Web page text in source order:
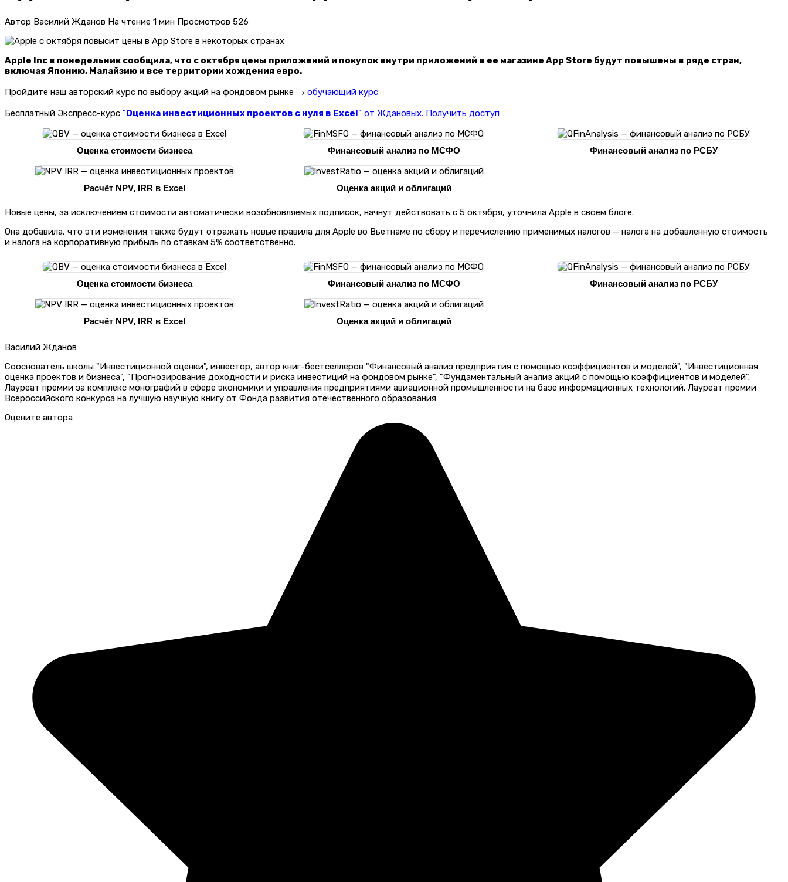
Автор Василий Жданов На чтение 1 мин Просмотров 526
Apple Inc в понедельник сообщила, что с октября цены приложений и покупок внутри приложений в ее магазине App Store будут повышены в ряде стран,
включая Японию, Малайзию и все территории хождения евро.
Пройдите наш авторский курс по выбору акций на фондовом рынке → обучающий курс
Бесплатный Экспресс-курс "Оценка инвестиционных проектов с нуля в Excel" от Ждановых. Получить доступ
Оценка стоимости бизнеса Финансовый анализ по МСФО Финансовый анализ по РСБУ
Расчёт NPV, IRR в Excel Оценка акций и облигаций
Новые цены, за исключением стоимости автоматически возобновляемых подписок, начнут действовать с 5 октября, уточнила Apple в своем блоге.
Она добавила, что эти изменения также будут отражать новые правила для Apple во Вьетнаме по сбору и перечислению применимых налогов — налога на добавленную стоимость
и налога на корпоративную прибыль по ставкам 5% соответственно.
Оценка стоимости бизнеса Финансовый анализ по МСФО Финансовый анализ по РСБУ
Расчёт NPV, IRR в Excel Оценка акций и облигаций
Василий Жданов
Сооснователь школы "Инвестиционной оценки", инвестор, автор книг-бестселлеров "Финансовый анализ предприятия с помощью коэффициентов и моделей", "Инвестиционная
оценка проектов и бизнеса", "Прогнозирование доходности и риска инвестиций на фондовом рынке", "Фундаментальный анализ акций с помощью коэффициентов и моделей".
Лауреат премии за комплекс монографий в сфере экономики и управления предприятиями авиационной промышленности на базе информационных технологий. Лауреат премии
Всероссийского конкурса на лучшую научную книгу от Фонда развития отечественного образования
Оцените автора